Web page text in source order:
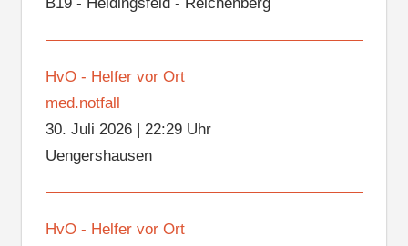
HvO - Helfer vor Ort
med.notfall
30. Juli 2026| 22:29 Uhr
Uengershausen
HvO - Helfer vor Ort